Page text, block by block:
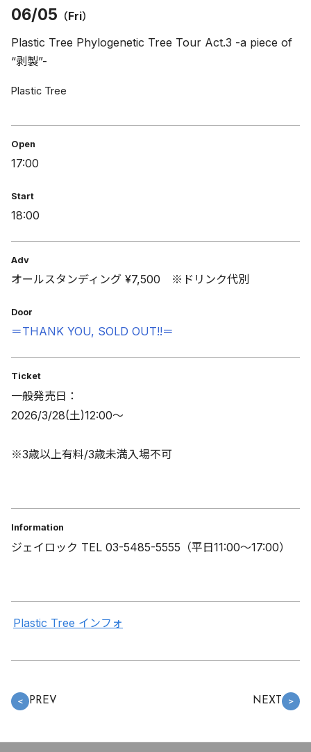
06/05 （Fri）
Plastic Tree Phylogenetic Tree Tour Act.3 -a piece of
“剥製”-
Plastic Tree
Open
17:00
Start
18:00
Adv
オールスタンディング ¥7,500 ※ドリンク代別
Door
＝THANK YOU, SOLD OUT!!＝
Ticket
一般発売日：
2026/3/28(土)12:00〜
※3歳以上有料/3歳未満入場不可
Information
ジェイロック TEL 03-5485-5555（平日11:00～17:00）
Plastic Tree インフォ
＜ PREV NEXT ＞